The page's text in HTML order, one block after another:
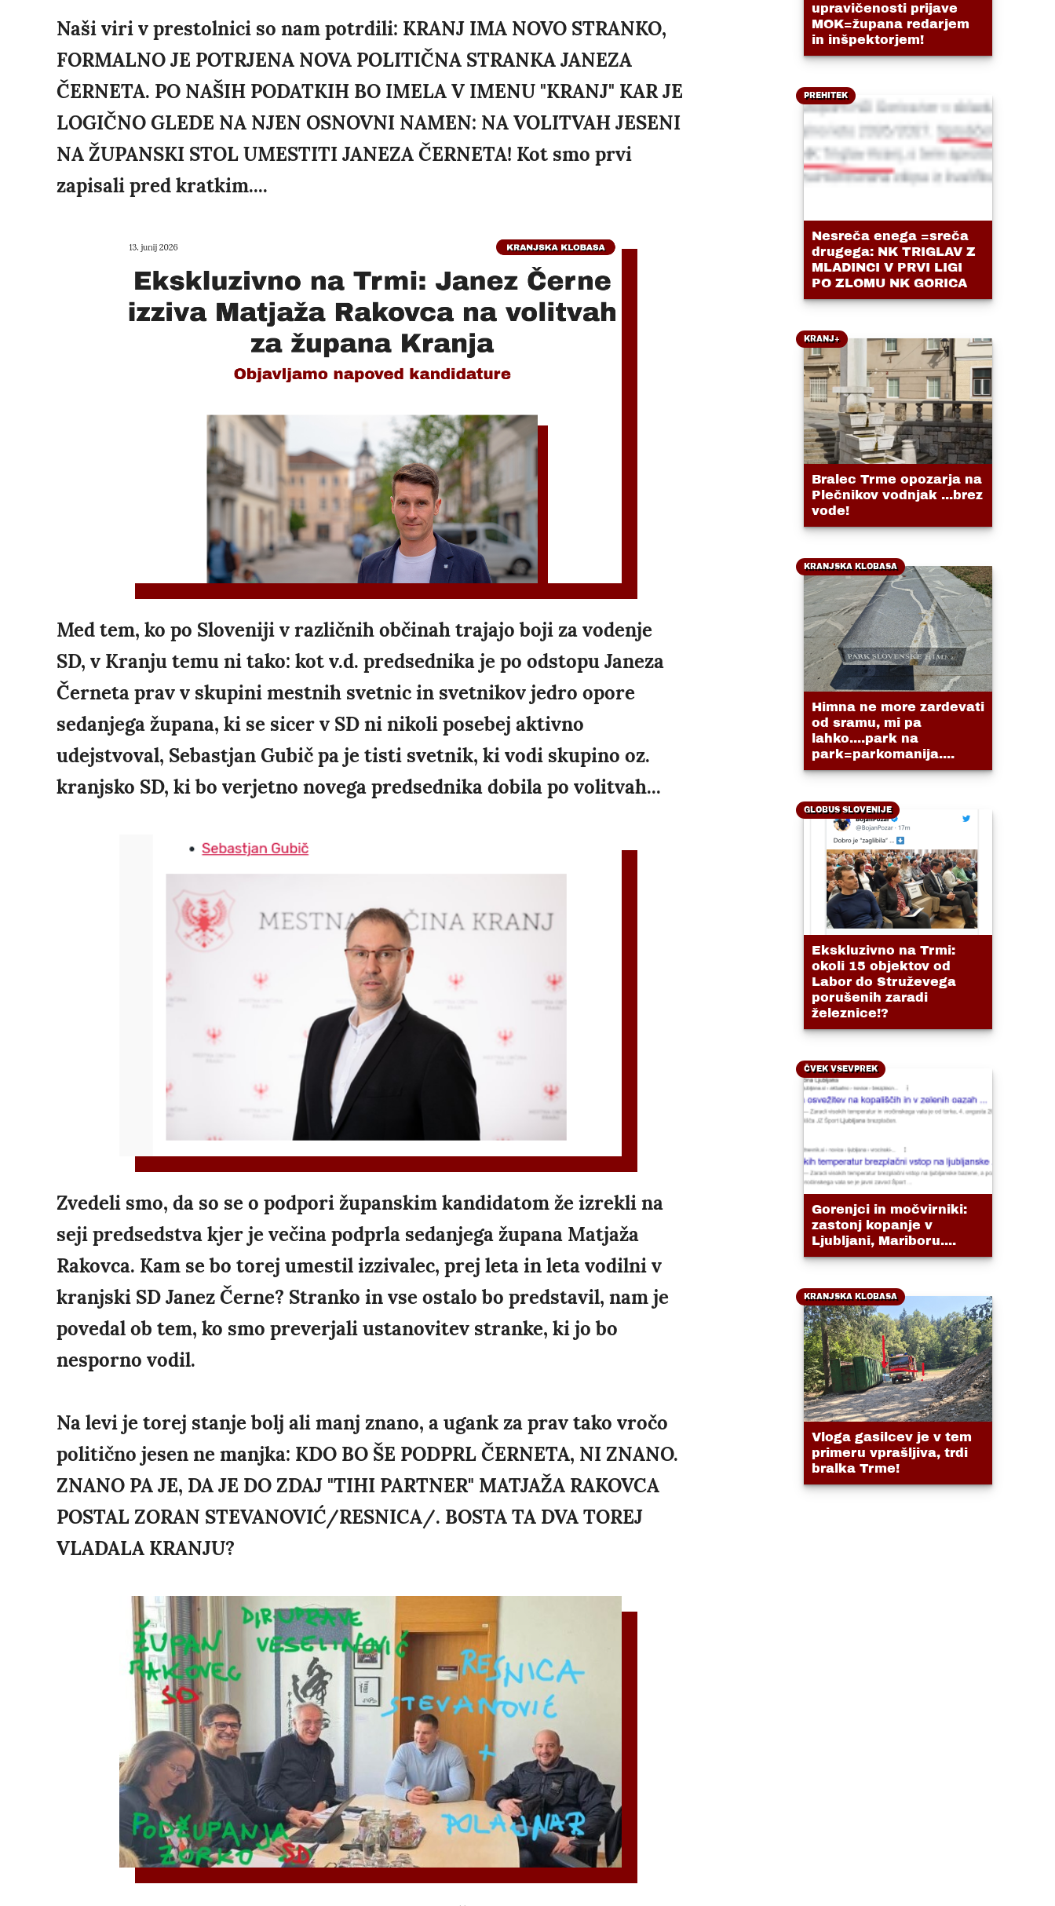
Naši viri v prestolnici so nam potrdili: KRANJ IMA NOVO STRANKO,
FORMALNO JE POTRJENA NOVA POLITIČNA STRANKA JANEZA
ČERNETA. PO NAŠIH PODATKIH BO IMELA V IMENU "KRANJ" KAR JE
LOGIČNO GLEDE NA NJEN OSNOVNI NAMEN: NA VOLITVAH JESENI
NA ŽUPANSKI STOL UMESTITI JANEZA ČERNETA! Kot smo prvi
zapisali pred kratkim....
Med tem, ko po Sloveniji v različnih občinah trajajo boji za vodenje
SD, v Kranju temu ni tako: kot v.d. predsednika je po odstopu Janeza
Černeta prav v skupini mestnih svetnic in svetnikov jedro opore
sedanjega župana, ki se sicer v SD ni nikoli posebej aktivno
udejstvoval, Sebastjan Gubič pa je tisti svetnik, ki vodi skupino oz.
kranjsko SD, ki bo verjetno novega predsednika dobila po volitvah...
Zvedeli smo, da so se o podpori županskim kandidatom že izrekli na
seji predsedstva kjer je večina podprla sedanjega župana Matjaža
Rakovca. Kam se bo torej umestil izzivalec, prej leta in leta vodilni v
kranjski SD Janez Černe? Stranko in vse ostalo bo predstavil, nam je
povedal ob tem, ko smo preverjali ustanovitev stranke, ki jo bo
nesporno vodil.
Na levi je torej stanje bolj ali manj znano, a ugank za prav tako vročo
politično jesen ne manjka: KDO BO ŠE PODPRL ČERNETA, NI ZNANO.
ZNANO PA JE, DA JE DO ZDAJ "TIHI PARTNER" MATJAŽA RAKOVCA
POSTAL ZORAN STEVANOVIĆ/RESNICA/. BOSTA TA DVA TOREJ
VLADALA KRANJU?
upravičenosti prijave
MOK=župana redarjem
in inšpektorjem!
PREHITEK
Nesreča enega =sreča
drugega: NK TRIGLAV Z
MLADINCI V PRVI LIGI
PO ZLOMU NK GORICA
KRANJ+
Bralec Trme opozarja na
Plečnikov vodnjak ...brez
vode!
KRANJSKA KLOBASA
Himna ne more zardevati
od sramu, mi pa
lahko....park na
park=parkomanija....
GLOBUS SLOVENIJE
Ekskluzivno na Trmi:
okoli 15 objektov od
Labor do Struževega
porušenih zaradi
železnice!?
ČVEK VSEVPREK
Gorenjci in močvirniki:
zastonj kopanje v
Ljubljani, Mariboru....
KRANJSKA KLOBASA
Vloga gasilcev je v tem
primeru vprašljiva, trdi
bralka Trme!